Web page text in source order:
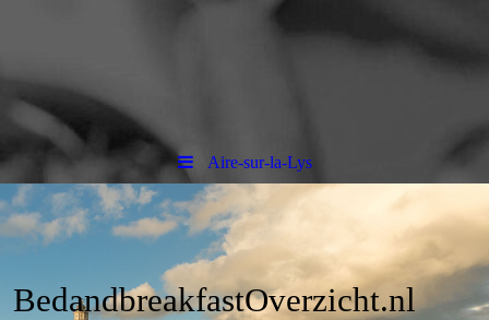
Aire-sur-la-Lys
BedandbreakfastOverzicht.nl